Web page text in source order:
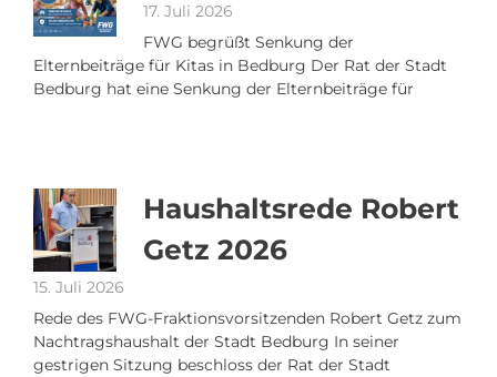
17. Juli 2026
FWG begrüßt Senkung der
Elternbeiträge für Kitas in Bedburg Der Rat der Stadt
Bedburg hat eine Senkung der Elternbeiträge für
Haushaltsrede Robert
Getz 2026
15. Juli 2026
Rede des FWG-Fraktionsvorsitzenden Robert Getz zum
Nachtragshaushalt der Stadt Bedburg In seiner
gestrigen Sitzung beschloss der Rat der Stadt